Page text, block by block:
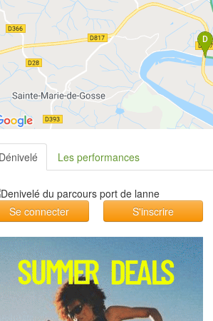
Dénivelé Les performances
Se connecter S'inscrire